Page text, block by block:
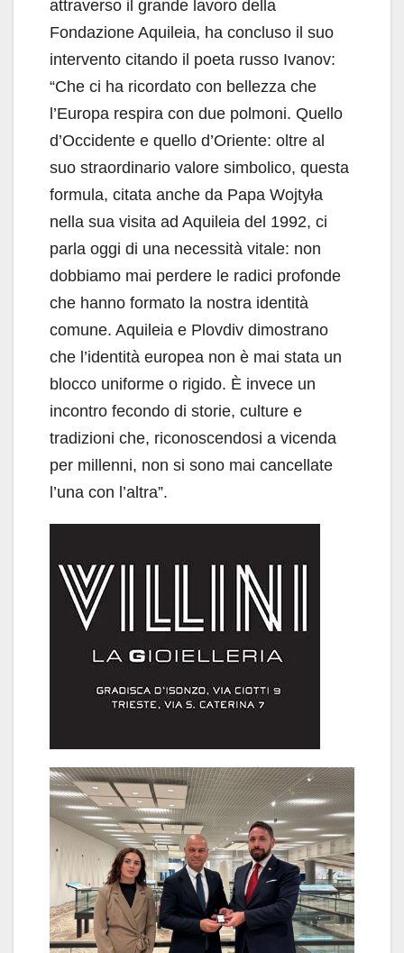
attraverso il grande lavoro della
Fondazione Aquileia, ha concluso il suo
intervento citando il poeta russo Ivanov:
“Che ci ha ricordato con bellezza che
l’Europa respira con due polmoni. Quello
d’Occidente e quello d’Oriente: oltre al
suo straordinario valore simbolico, questa
formula, citata anche da Papa Wojtyła
nella sua visita ad Aquileia del 1992, ci
parla oggi di una necessità vitale: non
dobbiamo mai perdere le radici profonde
che hanno formato la nostra identità
comune. Aquileia e Plovdiv dimostrano
che l’identità europea non è mai stata un
blocco uniforme o rigido. È invece un
incontro fecondo di storie, culture e
tradizioni che, riconoscendosi a vicenda
per millenni, non si sono mai cancellate
l’una con l’altra”.